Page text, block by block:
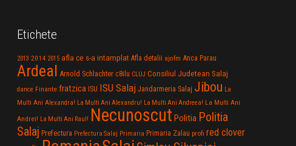
Etichete
2013 2014 2015 afla ce s-a intamplat Afla detalii ajofm Anca Parau
Ardeal Arnold Schlachter c8ilu CLUJ Consiliul Judetean Salaj
dance Finante fratzica ISU ISU Salaj Jandarmeria Salaj Jibou La
Multi Ani Alexandra! La Multi Ani Alexandru! La Multi Ani Andreea! La Multi Ani
Andrei! La Multi Ani Raul! Necunoscut Politia Politia
Salaj Prefectura Prefectura Salaj Primaria Primaria Zalau profi red clover